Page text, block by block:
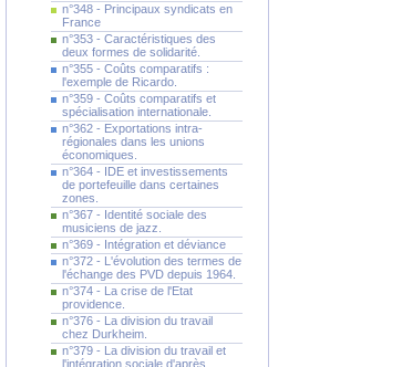
n°348 - Principaux syndicats en
France
n°353 - Caractéristiques des
deux formes de solidarité.
n°355 - Coûts comparatifs :
l'exemple de Ricardo.
n°359 - Coûts comparatifs et
spécialisation internationale.
n°362 - Exportations intra-
régionales dans les unions
économiques.
n°364 - IDE et investissements
de portefeuille dans certaines
zones.
n°367 - Identité sociale des
musiciens de jazz.
n°369 - Intégration et déviance
n°372 - L'évolution des termes de
l'échange des PVD depuis 1964.
n°374 - La crise de l'Etat
providence.
n°376 - La division du travail
chez Durkheim.
n°379 - La division du travail et
l'intégration sociale d'après